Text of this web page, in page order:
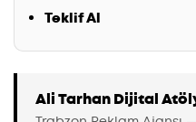
Teklif Al
Ali Tarhan Dijital